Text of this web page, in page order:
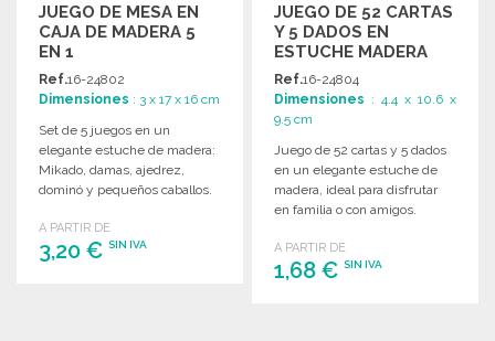
JUEGO DE MESA EN
CAJA DE MADERA 5
EN 1
Ref.16-24802
Dimensiones : 3 x 17 x 16 cm
Set de 5 juegos en un
elegante estuche de madera:
Mikado, damas, ajedrez,
dominó y pequeños caballos.
A PARTIR DE
3,20 € SIN IVA
JUEGO DE 52 CARTAS
Y 5 DADOS EN
ESTUCHE MADERA
Ref.16-24804
Dimensiones : 4.4 x 10.6 x
9.5 cm
Juego de 52 cartas y 5 dados
en un elegante estuche de
madera, ideal para disfrutar
en familia o con amigos.
A PARTIR DE
1,68 €SIN IVA